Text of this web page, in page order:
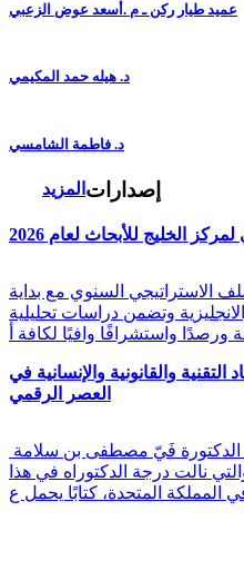
عميد طيار ركن ـ م .أسعد عوض الزعبي
د. هيله حمد المكيمي
د. فاطمة الشامسي
المزيد إصدارات
الخليج للأبحاث لعام 2026
الاستراتيجي السنوي مع بداية
والانجليزية وتضمن دراسات تحليلية
واستشرافًا وافيًا لكافة أ
والقانونية والإنسانية في
العصر الرقمي
نالت درجة الدكتوراه في هذا
المتحدة، كتابًا يحمل ع